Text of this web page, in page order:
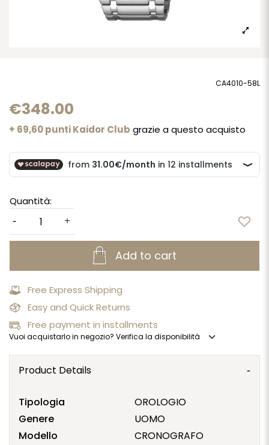
CA4010-58L
€348.00
+ 69,60 punti Kaidor Club grazie a questo acquisto
Quantità:
Add to cart
Free Express Shipping
Easy and Quick Returns
Free payment in installments
Vuoi acquistarlo in negozio? Verifica la disponibilità expand_more
Product Details
Tipologia
OROLOGIO
Genere
UOMO
Modello
CRONOGRAFO